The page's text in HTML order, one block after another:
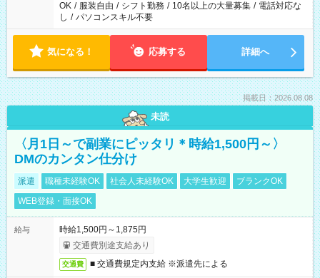
OK / 服装自由 / シフト勤務 / 10名以上の大量募集 / 電話対応な
し / パソコンスキル不要
気になる！ 応募する 詳細へ
掲載日：2026.08.08
未読
〈月1日～で副業にピッタリ＊時給1,500円～〉
DMのカンタン仕分け
派遣 職種未経験OK 社会人未経験OK 大学生歓迎
ブランクOK
WEB登録・面接OK
給与
時給1,500円～1,875円
交通費別途支給あり
交通費 ■ 交通費規定内支給 ※派遣先による